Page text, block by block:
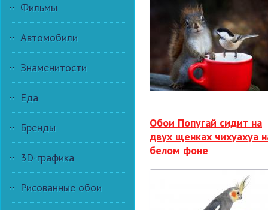
Фильмы
Автомобили
Знаменитости
Еда
Бренды
3D-графика
Рисованные обои
Обои Попугай сидит на
двух щенках чихуахуа
белом фоне